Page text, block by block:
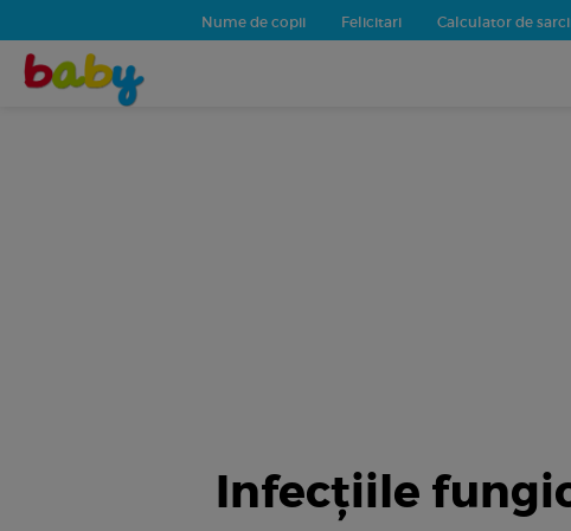
Nume de copii Felicitari Calculator de
Infecțiile